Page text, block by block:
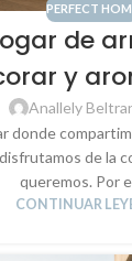
PERFECT
de
y
espacio con
Anallely
donde
de la
queremos. Por
CONTINUAR